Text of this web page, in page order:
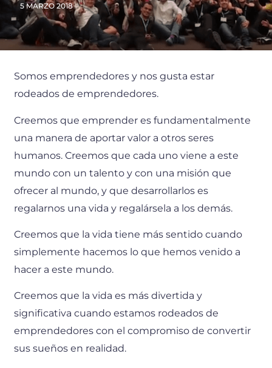
5 MARZO 2018
Somos emprendedores y nos gusta estar
rodeados de emprendedores.
Creemos que emprender es fundamentalmente
una manera de aportar valor a otros seres
humanos. Creemos que cada uno viene a este
mundo con un talento y con una misión que
ofrecer al mundo, y que desarrollarlos es
regalarnos una vida y regalársela a los demás.
Creemos que la vida tiene más sentido cuando
simplemente hacemos lo que hemos venido a
hacer a este mundo.
Creemos que la vida es más divertida y
significativa cuando estamos rodeados de
emprendedores con el compromiso de convertir
sus sueños en realidad.